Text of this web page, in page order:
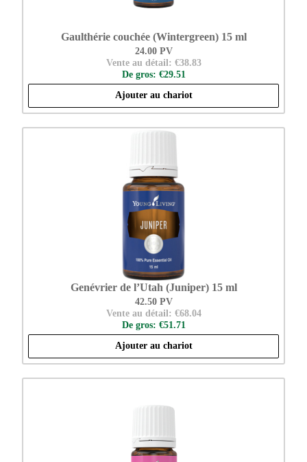
Gaulthérie couchée (Wintergreen) 15 ml
24.00 PV
Vente au détail: €38.83
De gros: €29.51
Ajouter au chariot
Genévrier de l’Utah (Juniper) 15 ml
42.50 PV
Vente au détail: €68.04
De gros: €51.71
Ajouter au chariot